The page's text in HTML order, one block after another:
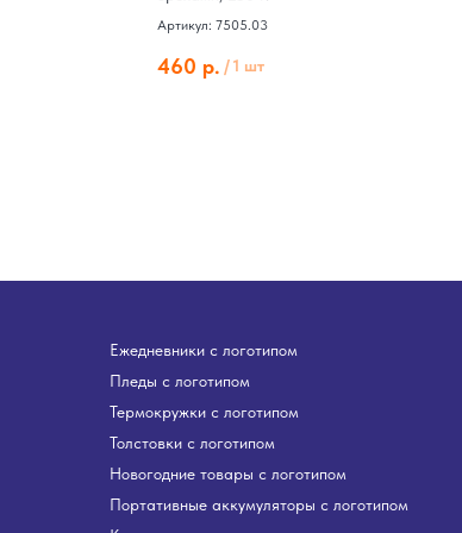
Артикул: 7505.03
460 р. /1 шт
Ежедневники с логотипом
Пледы с логотипом
Термокружки с логотипом
Толстовки с логотипом
Новогодние товары с логотипом
Портативные аккумуляторы с логотипом